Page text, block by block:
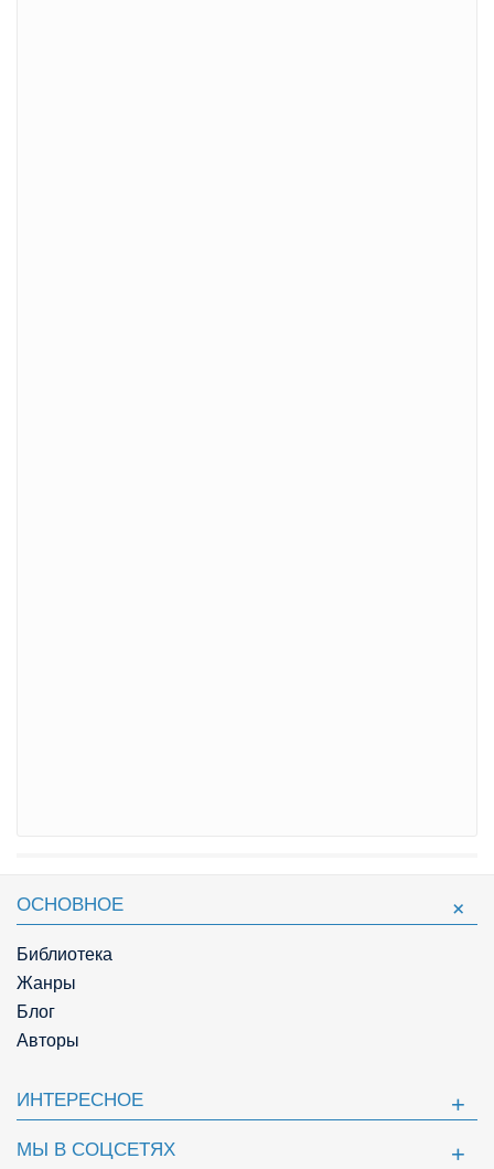
ОСНОВНОЕ
Библиотека
Жанры
Блог
Авторы
ИНТЕРЕСНОЕ
МЫ В СОЦСЕТЯХ